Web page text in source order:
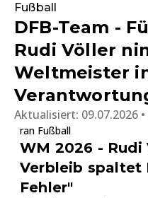
Fußball
DFB-Team -
Rudi Völler
Weltmeister
Aktualisiert: 09.07.2026
ran Fußball
WM 2026 - Rudi
Verbleib spaltet
Fehler"